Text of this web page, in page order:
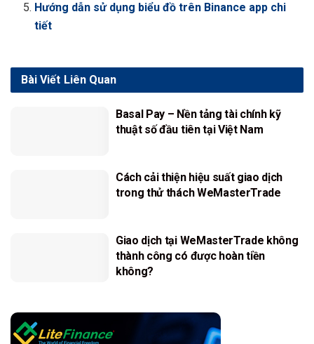
Hướng dẫn sử dụng biểu đồ trên Binance app chi
tiết
Liên Quan
Bài Viết
Basal Pay – Nền tảng tài chính kỹ
thuật số đầu tiên tại Việt Nam
Cách cải thiện hiệu suất giao dịch
trong thử thách WeMasterTrade
Giao dịch tại WeMasterTrade không
thành công có được hoàn tiền
không?